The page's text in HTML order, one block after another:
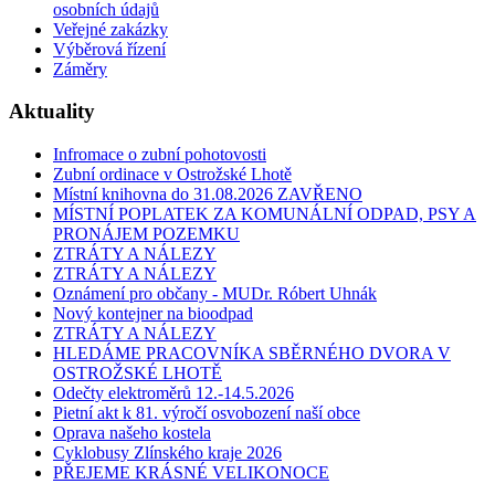
osobních údajů
Veřejné zakázky
Výběrová řízení
Záměry
Aktuality
Infromace o zubní pohotovosti
Zubní ordinace v Ostrožské Lhotě
Místní knihovna do 31.08.2026 ZAVŘENO
MÍSTNÍ POPLATEK ZA KOMUNÁLNÍ ODPAD, PSY A
PRONÁJEM POZEMKU
ZTRÁTY A NÁLEZY
ZTRÁTY A NÁLEZY
Oznámení pro občany - MUDr. Róbert Uhnák
Nový kontejner na bioodpad
ZTRÁTY A NÁLEZY
HLEDÁME PRACOVNÍKA SBĚRNÉHO DVORA V
OSTROŽSKÉ LHOTĚ
Odečty elektroměrů 12.-14.5.2026
Pietní akt k 81. výročí osvobození naší obce
Oprava našeho kostela
Cyklobusy Zlínského kraje 2026
PŘEJEME KRÁSNÉ VELIKONOCE